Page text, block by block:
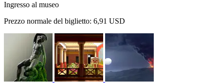
Ingresso al museo
Prezzo normale del biglietto: 6,91 USD